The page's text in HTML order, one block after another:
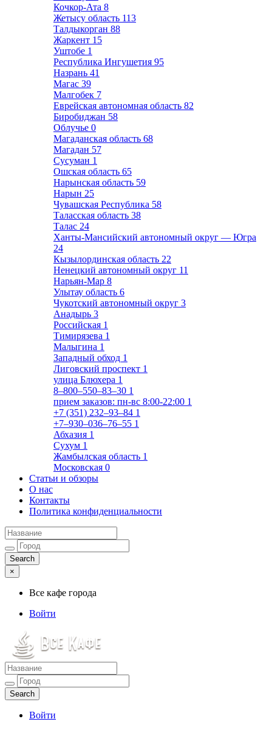
Кочкор-Ата 8
Жетысу область 113
Талдыкорган 88
Жаркент 15
Уштобе 1
Республика Ингушетия 95
Назрань 41
Магас 39
Малгобек 7
Еврейская автономная область 82
Биробиджан 58
Облучье 0
Магаданская область 68
Магадан 57
Сусуман 1
Ошская область 65
Нарынская область 59
Нарын 25
Чувашская Республика 58
Таласская область 38
Талас 24
Ханты-Мансийский автономный округ — Югра
24
Кызылординская область 22
Ненецкий автономный округ 11
Нарьян-Мар 8
Улытау область 6
Чукотский автономный округ 3
Анадырь 3
Российская 1
Тимирязева 1
Малыгина 1
Западный обход 1
Лиговский проспект 1
улица Блюхера 1
8‒800‒550‒83‒30 1
прием заказов: пн-вс 8:00-22:00 1
+7 (351) 232‒93‒84 1
+7‒930‒036‒76‒55 1
Абхазия 1
Сухум 1
Жамбылская область 1
Московская 0
Статьи и обзоры
О нас
Контакты
Политика конфиденциальности
×
Все кафе города
Войти
Все кафе города
Каталог хороших кафе
Войти